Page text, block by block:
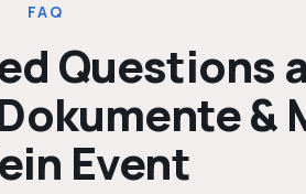
FAQ
Questions
&
Event